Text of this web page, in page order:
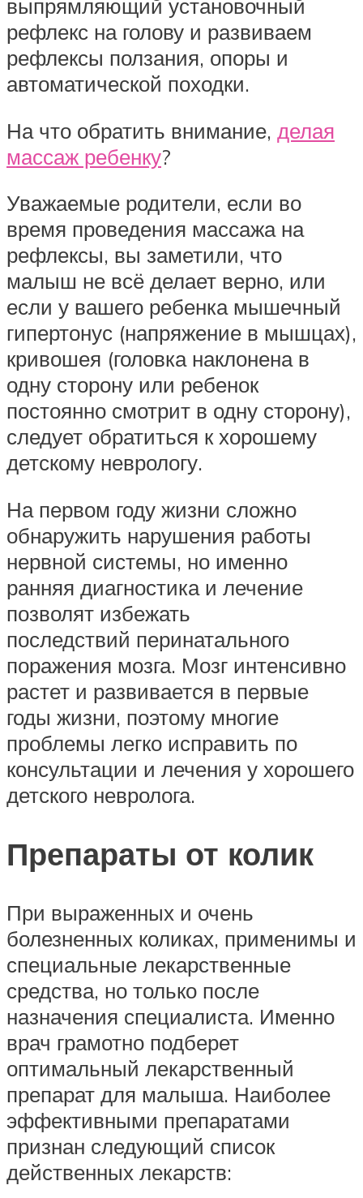
выпрямляющий установочный
рефлекс на голову и развиваем
рефлексы ползания, опоры и
автоматической походки.
На что обратить внимание, делая
массаж ребенку?
Уважаемые родители, если во
время проведения массажа на
рефлексы, вы заметили, что
малыш не всё делает верно, или
если у вашего ребенка мышечный
гипертонус (напряжение в мышцах),
кривошея (головка наклонена в
одну сторону или ребенок
постоянно смотрит в одну сторону),
следует обратиться к хорошему
детскому неврологу.
На первом году жизни сложно
обнаружить нарушения работы
нервной системы, но именно
ранняя диагностика и лечение
позволят избежать
последствий перинатального
поражения мозга. Мозг интенсивно
растет и развивается в первые
годы жизни, поэтому многие
проблемы легко исправить по
консультации и лечения у хорошего
детского невролога.
Препараты от колик
При выраженных и очень
болезненных коликах, применимы и
специальные лекарственные
средства, но только после
назначения специалиста. Именно
врач грамотно подберет
оптимальный лекарственный
препарат для малыша. Наиболее
эффективными препаратами
признан следующий список
действенных лекарств: